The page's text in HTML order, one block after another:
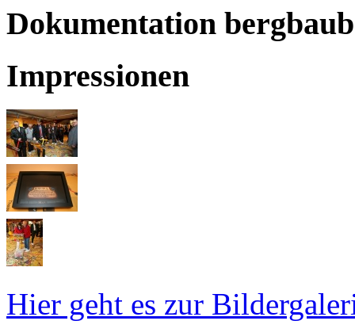
Dokumentation
Impressionen
Hier geht es zur